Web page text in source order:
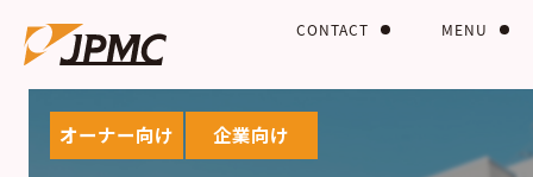
MENU
CONTACT
オーナー向け 企業向け